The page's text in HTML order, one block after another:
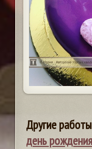
Другие
день рождения